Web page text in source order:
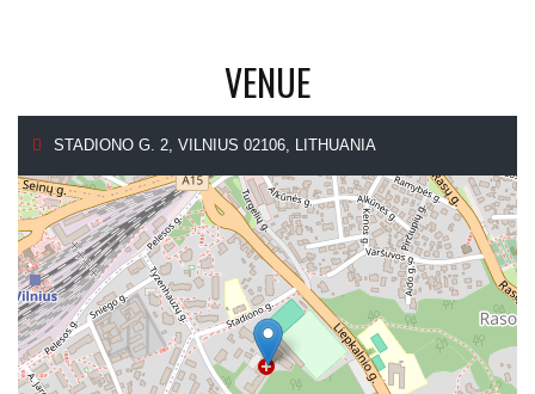
VENUE
STADIONO G. 2, VILNIUS 02106, LITHUANIA